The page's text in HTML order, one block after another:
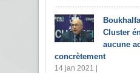
Cluster
aucune
concrètement
14 jan 2021 |